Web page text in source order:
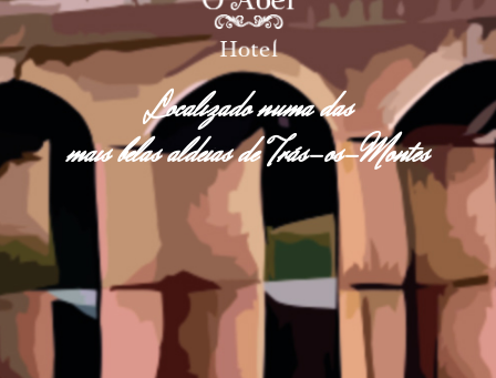
Localizado numa das
mais belas aldeias de Trás-os-Montes